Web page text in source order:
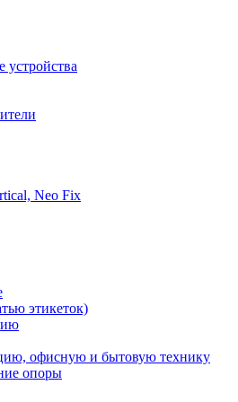
устройства
Neo Fix
этикеток)
офисную и бытовую технику
опоры